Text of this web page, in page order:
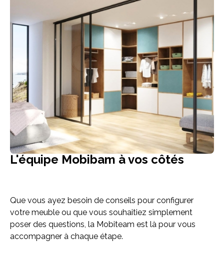
L'équipe Mobibam à vos côtés
Que vous ayez besoin de conseils pour configurer
votre meuble ou que vous souhaitiez simplement
poser des questions, la Mobiteam est là pour vous
accompagner à chaque étape.